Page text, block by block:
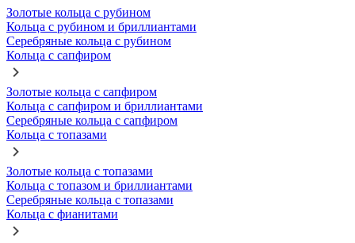
Золотые кольца с рубином
Кольца с рубином и бриллиантами
Серебряные кольца с рубином
Кольца с сапфиром
Золотые кольца с сапфиром
Кольца с сапфиром и бриллиантами
Серебряные кольца с сапфиром
Кольца с топазами
Золотые кольца с топазами
Кольца с топазом и бриллиантами
Серебряные кольца с топазами
Кольца с фианитами